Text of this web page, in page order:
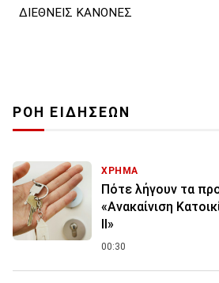
ΔΙΕΘΝΕΙΣ ΚΑΝΟΝΕΣ
ΡΟΗ ΕΙΔΗΣΕΩΝ
ΧΡΗΜΑ
Πότε λήγουν τα
«Ανακαίνιση
ΙΙ»
00:30